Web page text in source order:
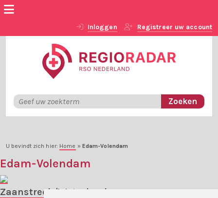
Inloggen Registreer uw account
U bevindt zich hier: Home » Edam-Volendam
Edam-Volendam
Zaanstreek/Waterland